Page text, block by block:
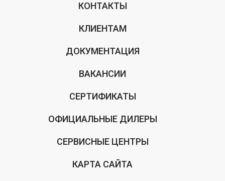
КОНТАКТЫ
КЛИЕНТАМ
ДОКУМЕНТАЦИЯ
ВАКАНСИИ
СЕРТИФИКАТЫ
ОФИЦИАЛЬНЫЕ ДИЛЕРЫ
СЕРВИСНЫЕ ЦЕНТРЫ
КАРТА САЙТА